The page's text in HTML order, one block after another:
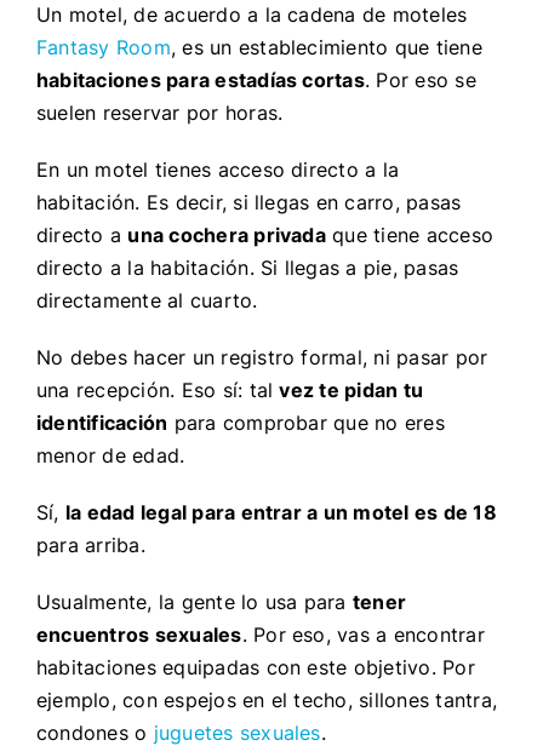
Un motel, de acuerdo a la cadena de moteles
Fantasy Room, es un establecimiento que tiene
habitaciones para estadías cortas. Por eso se
suelen reservar por horas.
En un motel tienes acceso directo a la
habitación. Es decir, si llegas en carro, pasas
directo a una cochera privadaque tiene acceso
directo a la habitación. Si llegas a pie, pasas
directamente al cuarto.
No debes hacer un registro formal, ni pasar por
una recepción. Eso sí: talvez te pidan tu
identificación para comprobar que no eres
menor de edad.
Sí, la edad legal para entrar a un motel es de 18
para arriba.
Usualmente, la gente lo usa para tener
encuentros sexuales. Por eso, vas a encontrar
habitaciones equipadas con este objetivo. Por
ejemplo, con espejos en el techo, sillones tantra,
condones o juguetes sexuales.